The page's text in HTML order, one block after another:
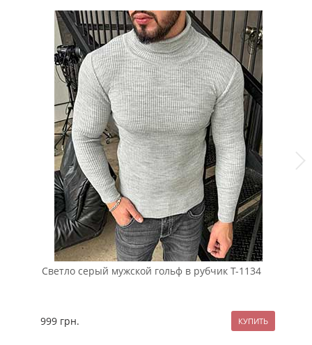
Светло серый мужской гольф в рубчик Т-1134
999 грн.